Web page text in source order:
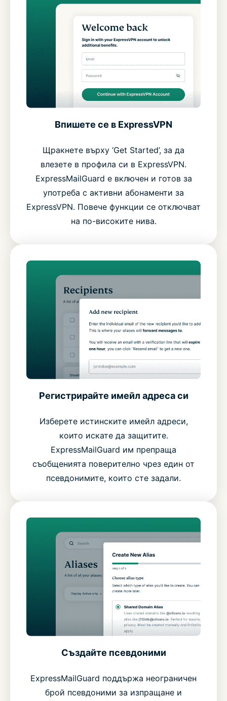
Впишете се в ExpressVPN
Щракнете върху ‘Get Started’, за да
влезете в профила си в ExpressVPN.
ExpressMailGuard е включен и готов за
употреба с активни абонаменти за
ExpressVPN. Повече функции се отключват
на по-високите нива.
Регистрирайте имейл адреса си
Изберете истинските имейл адреси,
които искате да защитите.
ExpressMailGuard им препраща
съобщенията поверително чрез един от
псевдонимите, които сте задали.
Създайте псевдоними
ExpressMailGuard поддържа неограничен
брой псевдоними за изпращане и